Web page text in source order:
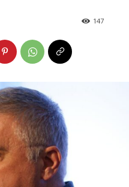
147